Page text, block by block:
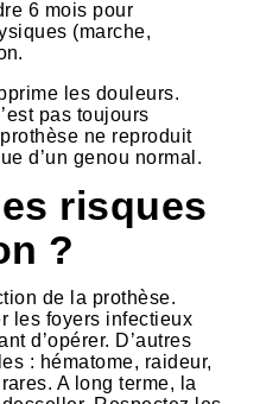
6 mois pour
(marche,
les douleurs.
pas toujours
ne reproduit
d’un genou normal.
risques
?
de la prothèse.
les foyers infectieux
d’opérer. D’autres
: hématome, raideur,
A long terme, la